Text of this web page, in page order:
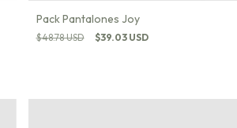
Pack Pantalones Joy
$48.78 USD $39.03 USD